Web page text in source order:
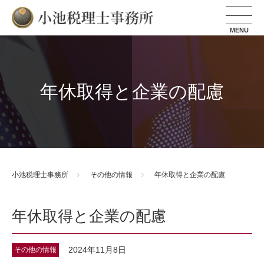
小池税理士事務所
年休取得と企業の配慮
小池税理士事務所 その他の情報 年休取得と企業の配慮
年休取得と企業の配慮
その他の情報 2024年11月8日